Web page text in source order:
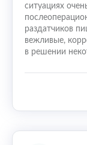
ситуациях
раздатчиков
вежливые,
в решении